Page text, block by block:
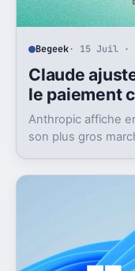
Begeek· 15 Juil ·
Claude
le paiement
Anthropic affiche
son plus gros
abonnements.